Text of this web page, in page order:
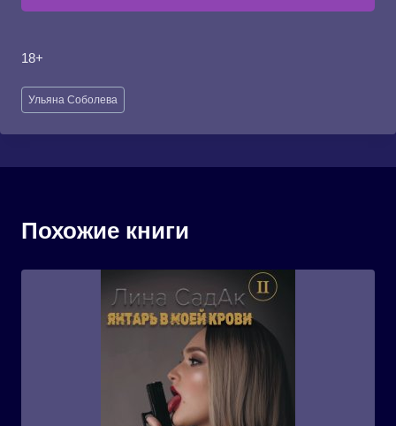
18+
Метки
записи:
Ульяна Соболева
Похожие книги